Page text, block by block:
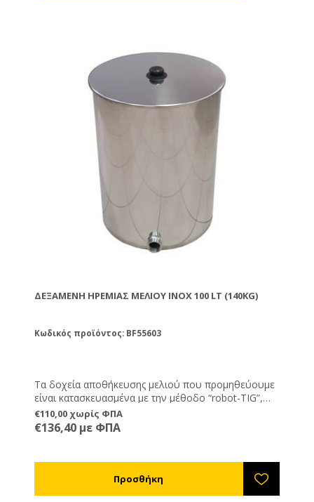
ΔΕΞΑΜΕΝΉ ΗΡΕΜΊΑΣ ΜΕΛΙΟΎ ΙΝΟΧ 100 LT (140KG)
Κωδικός προϊόντος: BF55603
Τα δοχεία αποθήκευσης μελιού που προμηθεύουμε
είναι κατασκευασμένα με την μέθοδο “robot-TIG”,
κόλλημα απρόσωπο-πρόσωπο. Με αυτή την τεχνική
δεν υπάρχει γωνία ή εσοχή σε κανένα μέρος του
δοχείου, έτσι δεν υπάρχουν σημεία συγκέντρωσης
μελιού και όχι μηχανήματα. Η μοναδική ενέργεια που
χρησιμοποιείται για να τα χρησιμοποιήσει ο χρήστης
€110,00 χωρίς ΦΠΑ
€136,40 με ΦΠΑ